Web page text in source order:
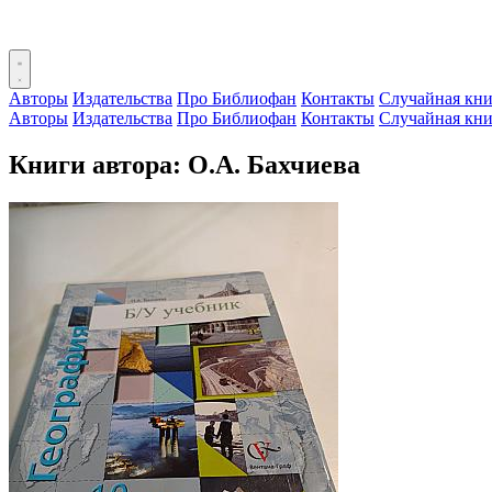
Авторы Издательства Про Библиофан Контакты Случайная
Авторы Издательства Про Библиофан Контакты Случайная
Книги автора: О.А. Бахчиева